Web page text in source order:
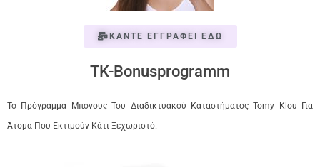
ΚΑΝΤΕ ΕΓΓΡΑΦΕΙ ΕΔΩ
TK-Bonusprogramm
Το Πρόγραμμα Μπόνους Του Διαδικτυακού Καταστήματος Tomy Klou Για
Άτομα Που Εκτιμούν Κάτι Ξεχωριστό.